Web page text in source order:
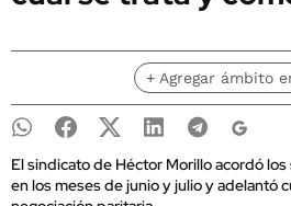
+ Agregar ámbito
El sindicato de Héctor Morillo acordó
en los meses de junio y julio y adelantó